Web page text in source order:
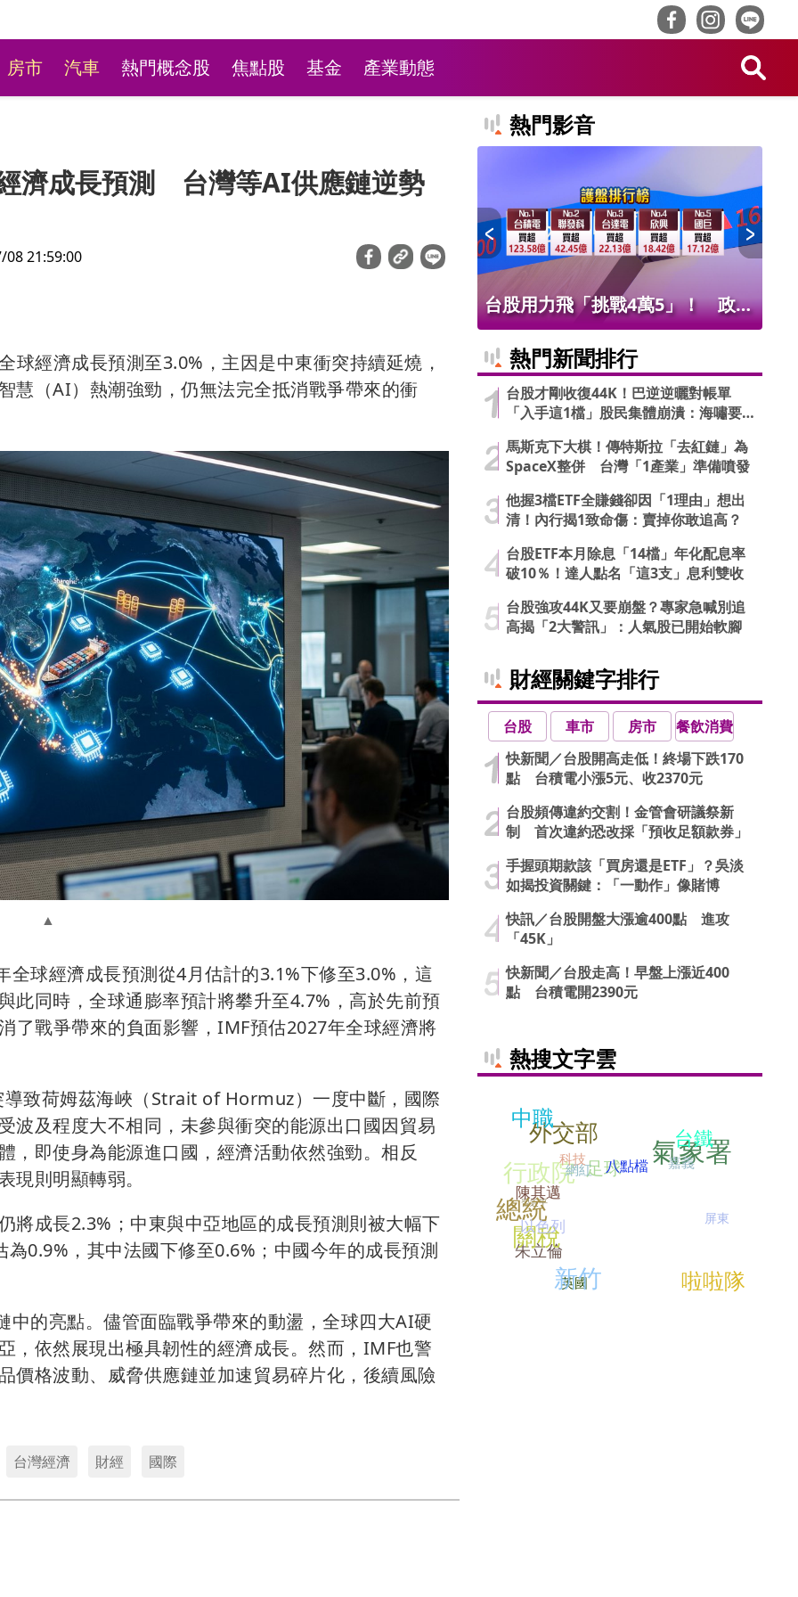
房市 汽車 熱門概念股 焦點股 基金 產業動態
濟成長預測 台灣等AI供應鏈逆勢
08 21:59:00
經濟成長預測至3.0%，主因是中東衝突持續延燒，
慧（AI）熱潮強勁，仍無法完全抵消戰爭帶來的衝
球經濟成長預測從4月估計的3.1%下修至3.0%，這
此同時，全球通膨率預計將攀升至4.7%，高於先前預
了戰爭帶來的負面影響，IMF預估2027年全球經濟將
致荷姆茲海峽（Strait of Hormuz）一度中斷，國際
波及程度大不相同，未參與衝突的能源出口國因貿易
，即使身為能源進口國，經濟活動依然強勁。相反
現則明顯轉弱。
將成長2.3%；中東與中亞地區的成長預測則被大幅下
0.9%，其中法國下修至0.6%；中國今年的成長預測
的亮點。儘管面臨戰爭帶來的動盪，全球四大AI硬
依然展現出極具韌性的經濟成長。然而，IMF也警
價格波動、威脅供應鏈並加速貿易碎片化，後續風險
台灣經濟 財經 國際
熱門影音
台股用力飛「挑戰4萬5」！ 政府
熱門新聞排行
台股才剛收復44K！巴逆逆曬對帳單
「入手這1檔」股民集體崩潰：海嘯要
馬斯克下大棋！傳特斯拉「去紅鏈」為
SpaceX整併 台灣「1產業」準備噴發
他握3檔ETF全賺錢卻因「1理由」想出
清！內行揭1致命傷：賣掉你敢追高？
台股ETF本月除息「14檔」年化配息率
破10％！達人點名「這3支」息利雙收
台股強攻44K又要崩盤？專家急喊別追
高揭「2大警訊」：人氣股已開始軟腳
財經關鍵字排行
台股 車市 房市
餐飲消費
快新聞／台股開高走低！終場下跌170
點 台積電小漲5元、收2370元
台股頻傳違約交割！金管會研議祭新
制 首次違約恐改採「預收足額款券」
手握頭期款該「買房還是ETF」？吳淡
如揭投資關鍵：「一動作」像賭博
快訊／台股開盤大漲逾400點 進攻
「45K」
快新聞／台股走高！早盤上漲近400
點 台積電開2390元
熱搜文字雲
英國
習近平
啦啦隊
朱立倫
關稅
行政院
總統 屏東
以色列
陳其邁
足球八點檔
外交部
中職
氣象署
科技
台鐵
嘉義
網紅
新竹